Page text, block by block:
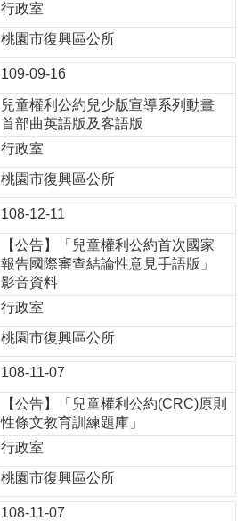
行政室
桃園市復興區公所
109-09-16
兒童權利公約兒少版宣導系列動畫
首部曲英語版及客語版
行政室
桃園市復興區公所
108-12-11
【公告】「兒童權利公約首次國家
報告國際審查結論性意見手語版」
影音資料
行政室
桃園市復興區公所
108-11-07
【公告】「兒童權利公約(CRC)原則
性條文教育訓練題庫」
行政室
桃園市復興區公所
108-11-07